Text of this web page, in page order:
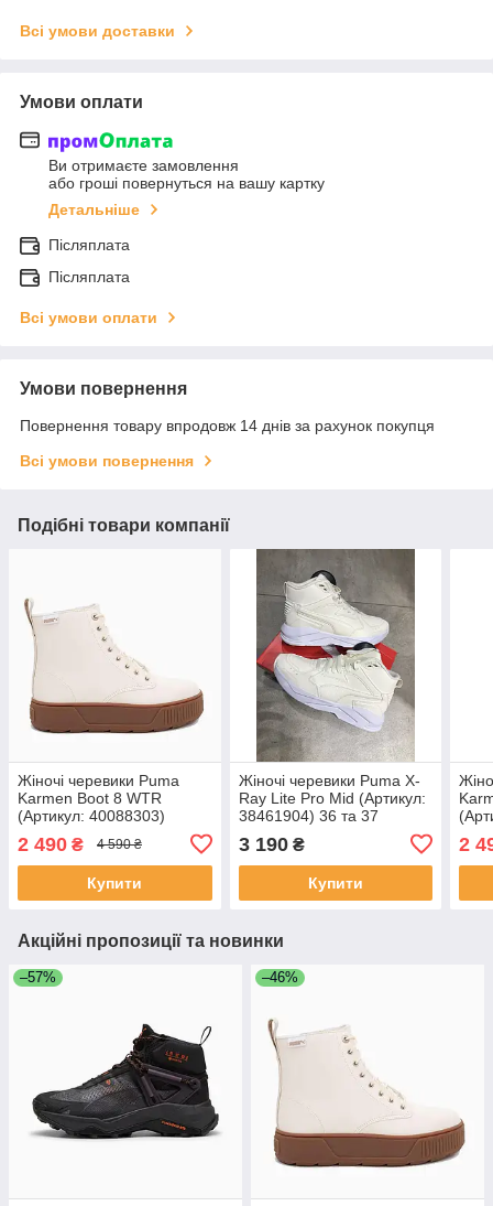
Всі умови доставки
Умови оплати
Ви отримаєте замовлення
або гроші повернуться на вашу картку
Детальніше
Післяплата
Післяплата
Всі умови оплати
Умови повернення
Повернення товару впродовж 14 днів за рахунок покупця
Всі умови повернення
Подібні товари компанії
Жіночі черевики Puma
Karmen Boot 8 WTR
(Артикул: 40088303)
2 490 ₴ 4 590 ₴
Купити
Жіночі черевики Puma X-
Ray Lite Pro Mid (Артикул:
38461904) 36 та 37
3 190₴
Купити
2
Акційні пропозиції та новинки
–57% –46%